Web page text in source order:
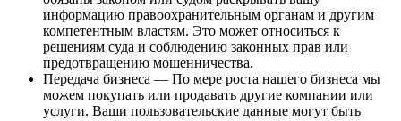
информацию правоохранительным органам и другим
компетентным властям. Это может относиться к
решениям суда и соблюдению законных прав или
предотвращению мошенничества.
Передача бизнеса — По мере роста нашего бизнеса мы
можем покупать или продавать другие компании или
услуги. Ваши пользовательские данные могут быть